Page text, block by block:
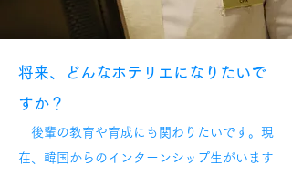
将来、どんなホテリエになりたいで
すか？
後輩の教育や育成にも関わりたいです。現
在、韓国からのインターンシップ生がいます